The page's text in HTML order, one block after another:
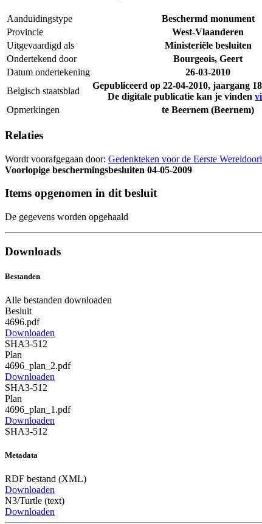
Aanduidingstype
Beschermd monument
Provincie
West-Vlaanderen
Uitgevaardigd als
Ministeriële besluiten
Ondertekend door
Bourgeois, Geert
Datum ondertekening
26-03-2010
Belgisch staatsblad
Gepubliceerd op 22-04-2010, jaargang
De digitale publicatie kan je vinden
Opmerkingen
te Beernem (Beernem)
Relaties
Wordt voorafgegaan door: Gedenkteken voor de Eerste
Voorlopige beschermingsbesluiten 04-05-2009
Items opgenomen in dit besluit
De gegevens worden opgehaald
Downloads
Bestanden
Alle bestanden downloaden
Besluit
4696.pdf
Downloaden
SHA3-512
Plan
4696_plan_2.pdf
Downloaden
SHA3-512
Plan
4696_plan_1.pdf
Downloaden
SHA3-512
Metadata
RDF bestand (XML)
Downloaden
N3/Turtle (text)
Downloaden